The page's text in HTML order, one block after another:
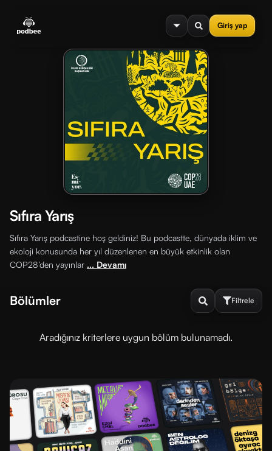
Giriş yap
menu
Sıfıra Yarış
Sıfıra Yarış podcastine hoş geldiniz! Bu podcastte, dünyada iklim ve
ekoloji konusunda her yıl düzenlenen en büyük etkinlik olan
COP28’den yayınlar ... Devamı
Bölümler Filtrele
Filtrele
DINLENME
DURUMU
Dinlenmedi
Dinlendi
Aradığınız kriterlere uygun bölüm bulunamadı.